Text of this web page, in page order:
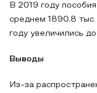
В 2019 году
среднем 1890,8 тыс.
году увеличились
Выводы
Из-за